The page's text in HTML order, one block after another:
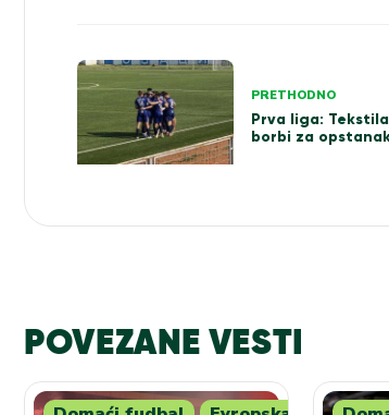
Kretanje
članka
PRETHODNO
Prva liga:
borbi za
POVEZANE VESTI